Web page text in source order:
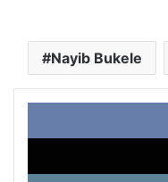
Nayib Bukele